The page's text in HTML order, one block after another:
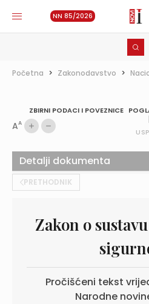
NN 85/2026
Početna > Zakonodavstvo >
ZBIRNI PODACI I POVEZNICE
AA
PRETHODNIK
Zakon o
Pročišćeni tekst
Narodne
Detalji dokumenta